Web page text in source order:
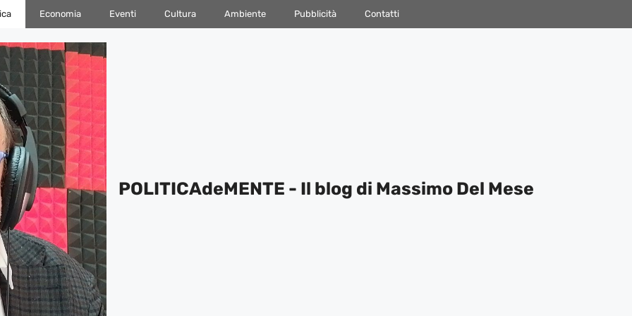
Economia Eventi Cultura Ambiente Pubblicità Contatti
POLITICAdeMENTE - Il blog di Massimo Del Mese